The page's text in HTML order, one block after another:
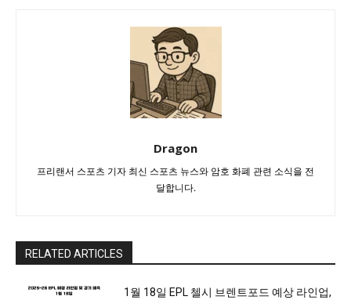
Dragon
프리랜서 스포츠 기자 최신 스포츠 뉴스와 암호 화폐 관련 소식을 전
달합니다.
RELATED ARTICLES
1월 18일 EPL 첼시 브렌트포드 예상 라인업,